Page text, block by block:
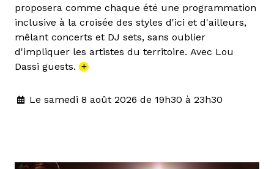
proposera comme chaque été une programmation
inclusive à la croisée des styles d'ici et d'ailleurs,
mêlant concerts et DJ sets, sans oublier
d'impliquer les artistes du territoire. Avec Lou
Dassi guests. +
Le samedi 8 août 2026 de 19h30 à 23h30